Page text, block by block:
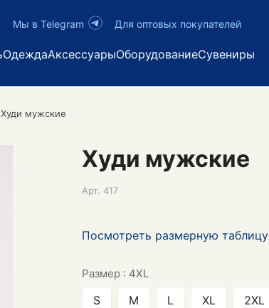
Мы в Telegram Для оптовых покупателей
ОдеждаАксессуарыОборудованиеСувениры
Худи мужские
Худи мужские
Арт. 417
Посмотреть размерную таблицу
Размер : 4XL
S M L XL 2XL